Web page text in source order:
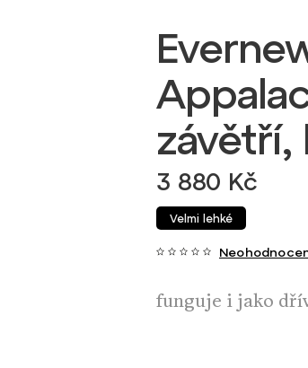
závětří,
3 880 Kč
Velmi lehké
funguje i jako